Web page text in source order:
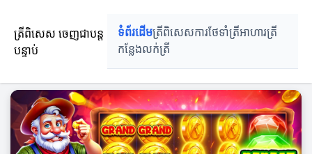
ត្រីពិសេស ចេញជាបន្ត
បន្ទាប់
ទំព័រដើមត្រីពិសេសការថែទាំត្រីអាហារត្រី
កន្លែងលក់ត្រី